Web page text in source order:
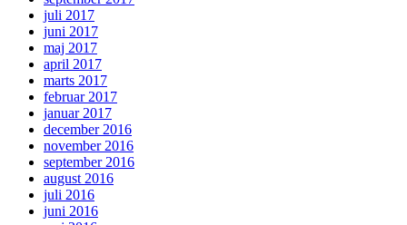
juli 2017
juni 2017
maj 2017
april 2017
marts 2017
februar 2017
januar 2017
december 2016
november 2016
september 2016
august 2016
juli 2016
juni 2016